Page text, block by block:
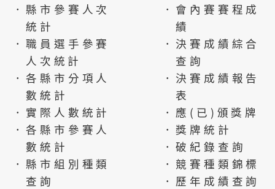
．縣市參賽人次
統計
．職員選手參賽
人次統計
．各縣市分項人
數統計
．實際人數統計
．各縣市參賽人
數統計
．縣市組別種類
查詢
．會內賽賽程成
績
．決賽成績綜合
查詢
．決賽成績報告
表
．應(已)頒獎牌
．獎牌統計
．破紀錄查詢
．競賽種類錦標
．歷年成績查詢